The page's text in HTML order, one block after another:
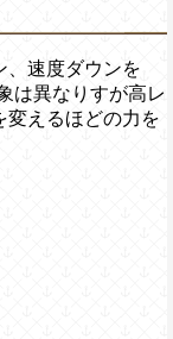
、速度ダウンを
は異なりすが高レ
変えるほどの力を